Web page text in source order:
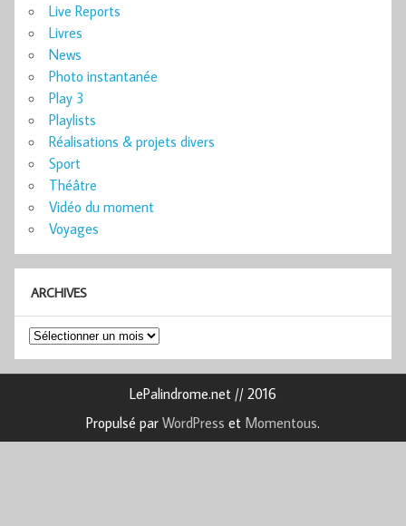
Live Reports
Livres
News
Photo instantanée
Play 3
Playlists
Réalisations & projets divers
Sport
Théâtre
Vidéo du moment
Voyages
ARCHIVES
Archives
LePalindrome.net // 2016
Propulsé par WordPress et Momentous.